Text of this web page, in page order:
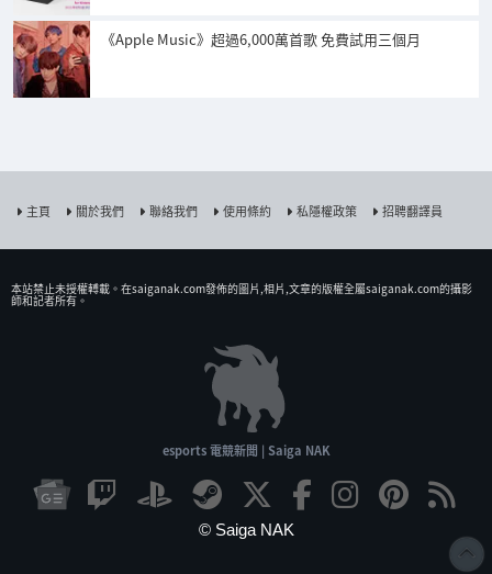
《Apple Music》超過6,000萬首歌 免費試用三個月
主頁 關於我們 聯絡我們 使用條約 私隱權政策 招聘翻譯員
本站禁止未授權𨍭載。在saiganak.com發佈的圖片,相片,文章的版權全屬saiganak.com的攝影
師和記者所有。
esports 電競新聞 | Saiga NAK
© Saiga NAK